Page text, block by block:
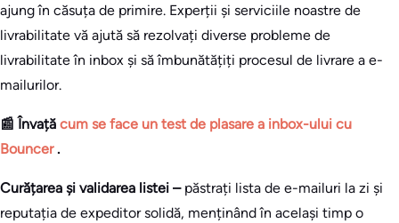
ajung în căsuța de primire. Experții și serviciile noastre de
livrabilitate vă ajută să rezolvați diverse probleme de
livrabilitate în inbox și să îmbunătățiți procesul de livrare a e-
mailurilor.
📰 Învață cum se face un test de plasare a inbox-ului cu
Bouncer.
Curățarea și validarea listei – păstrați lista de e-mailuri la zi și
reputația de expeditor solidă, menținând în același timp o